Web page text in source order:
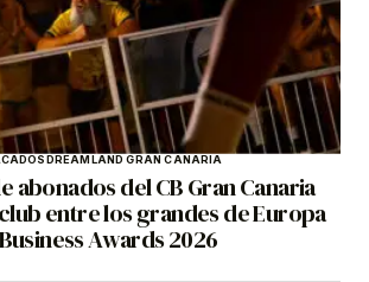
DREAMLAND GRAN CANARIA
abonados del CB Gran Canaria
entre los grandes de Europa
Awards 2026